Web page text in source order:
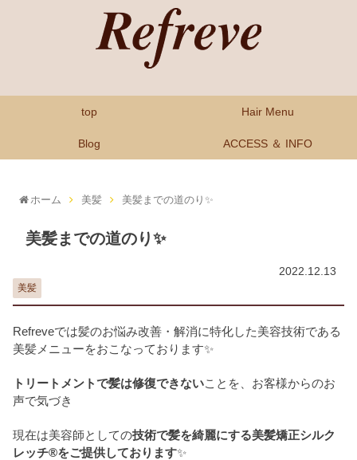
top Hair Menu
Blog ACCESS ＆ INFO
ホーム 美髪 美髪までの道のり✨
美髪までの道のり✨
2022.12.13
美髪
Refreveでは髪のお悩み改善・解消に特化した美容技術である
美髪メニューをおこなっております✨
トリートメントで髪は修復できないことを、お客様からのお
声で気づき
現在は美容師としての技術で髪を綺麗にする美髪矯正シルク
レッチ®をご提供しております✨